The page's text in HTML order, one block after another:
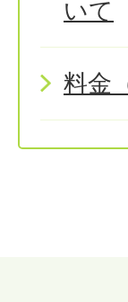
いて
料金